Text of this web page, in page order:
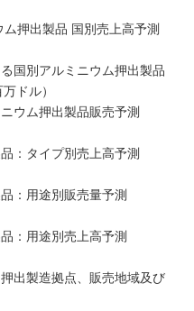
押出製品 国別売上高予測
国別アルミニウム押出製品
ドル）
ウム押出製品販売予測
：タイプ別売上高予測
：用途別販売量予測
：用途別売上高予測
出製造拠点、販売地域及び